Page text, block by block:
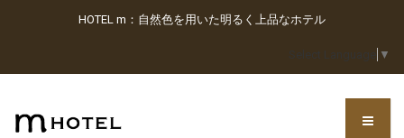
HOTEL m：自然色を用いた明るく上品なホテル
Select Language ▼